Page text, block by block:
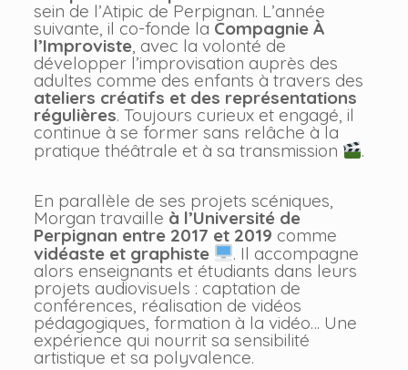
sein de l’Atipic de Perpignan. L’année
suivante, il co-fonde la Compagnie À
l’Improviste, avec la volonté de
développer l’improvisation auprès des
adultes comme des enfants à travers des
ateliers créatifs et des représentations
régulières. Toujours curieux et engagé, il
continue à se former sans relâche à la
pratique théâtrale et à sa transmission
.
En parallèle de ses projets scéniques,
Morgan travaille à l’Université de
Perpignan entre 2017 et 2019 comme
vidéaste et graphiste
. Il accompagne
alors enseignants et étudiants dans leurs
projets audiovisuels : captation de
conférences, réalisation de vidéos
pédagogiques, formation à la vidéo… Une
expérience qui nourrit sa sensibilité
artistique et sa polyvalence.